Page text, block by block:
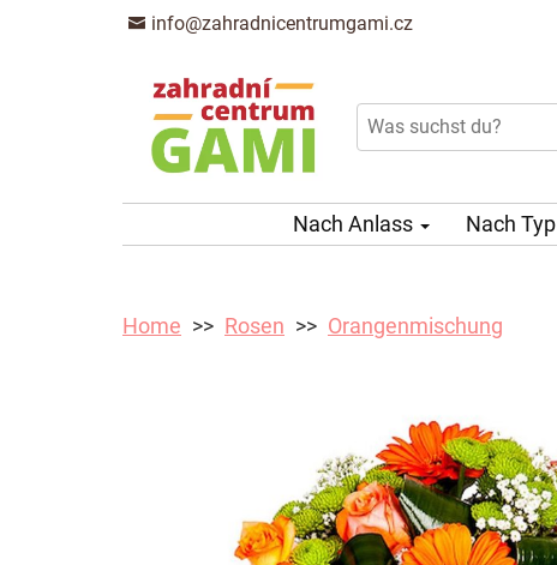
info@zahradnicentrumgami.cz
Nach Anlass Nach Typ
Home Rosen Orangenmischung